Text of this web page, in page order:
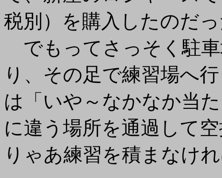
税別）を購入したのだ
でもってさっそく駐
り、その足で練習場へ
は「いや～なかなか当
に違う場所を通過して
りゃあ練習を積まなけ